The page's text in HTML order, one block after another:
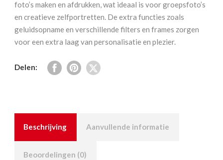
foto’s maken en afdrukken, wat ideaal is voor groepsfoto’s
en creatieve zelfportretten. De extra functies zoals
geluidsopname en verschillende filters en frames zorgen
voor een extra laag van personalisatie en plezier.
Delen:
Beschrijving Aanvullende informatie
Beoordelingen (0)